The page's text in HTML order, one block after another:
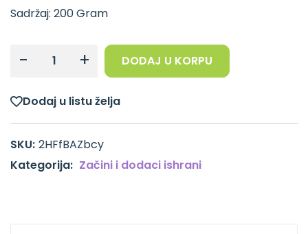
Sadržaj: 200 Gram
- + DODAJ U KORPU
Dodaj u listu želja
SKU: 2HFfBAZbcy
Kategorija: Začini i dodaci ishrani